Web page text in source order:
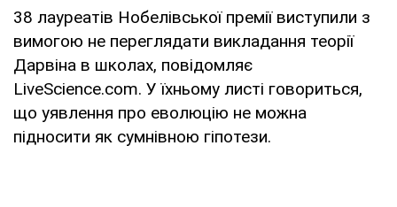
38 лауреатів Нобелівської премії виступили з
вимогою не переглядати викладання теорії
Дарвіна в школах, повідомляє
LiveScience.com. У їхньому листі говориться,
що уявлення про еволюцію не можна
підносити як сумнівною гіпотези.